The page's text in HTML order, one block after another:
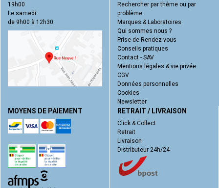
19h00
Le samedi
de 9h00 à 12h30
Rechercher par thème ou par
problème
Marques & Laboratoires
Qui sommes nous ?
Prise de Rendez-vous
Conseils pratiques
Contact - SAV
Mentions légales & vie privée
CGV
Données personnelles
Cookies
Newsletter
MOYENS DE PAIEMENT RETRAIT / LIVRAISON
Click & Collect
Retrait
Livraison
Distributeur 24h/24